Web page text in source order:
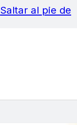
Saltar al pie de